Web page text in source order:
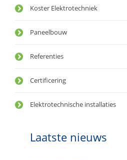
Koster Elektrotechniek
Paneelbouw
Referenties
Certificering
Elektrotechnische installaties
Laatste nieuws